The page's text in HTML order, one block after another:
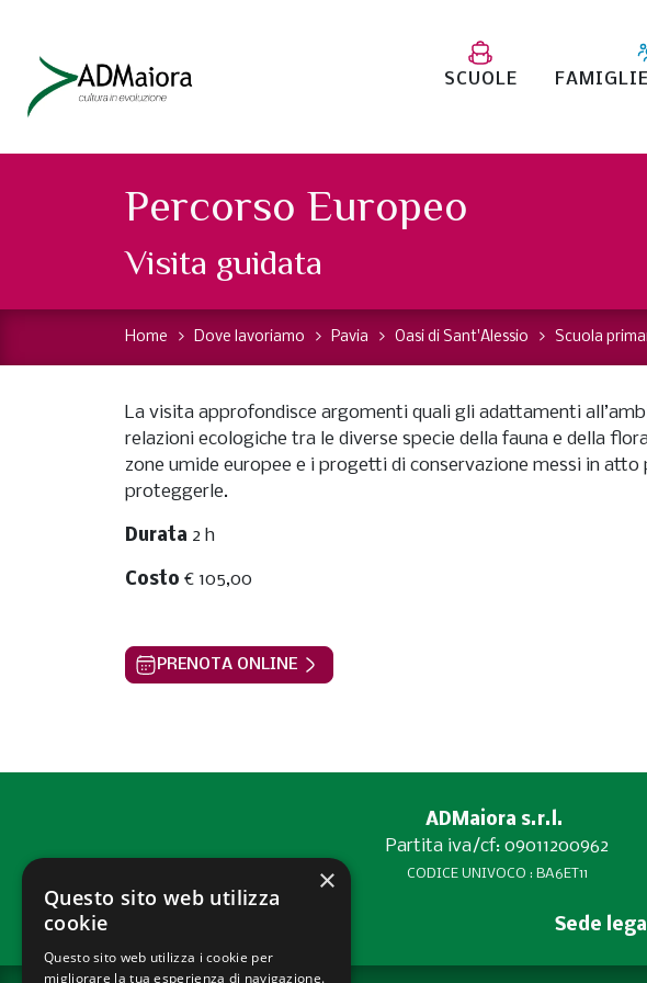
SCUOLE
Percorso Europeo
Visita guidata
Home Dove lavoriamo Pavia Oasi di Sant'Alessio Scuola
La visita approfondisce argomenti quali gli adattamenti
relazioni ecologiche tra le diverse specie della fauna e della
zone umide europee e i progetti di conservazione messi in atto
proteggerle.
Durata 2 h
Costo € 105,00
PRENOTA ONLINE
ADMaiora s.r.l.
Partita iva/cf: 09011200962
CODICE UNIVOCO : BA6ET11
Sede
×
Questo sito web utilizza
cookie
Questo sito web utilizza i cookie per
migliorare la tua esperienza di navigazione.